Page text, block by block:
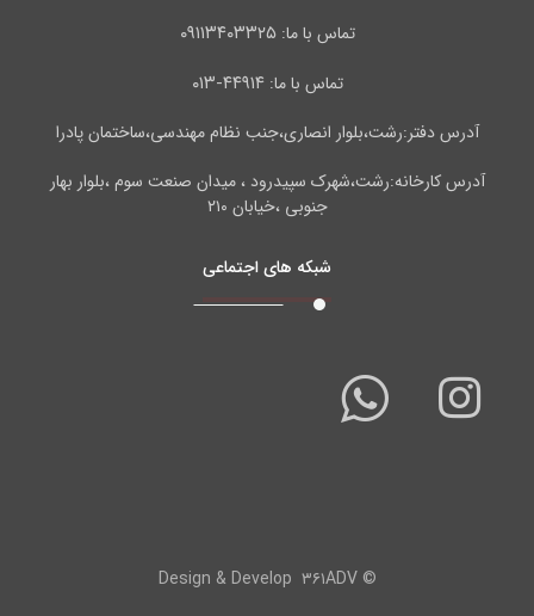
تماس با ما:۰۹۱۱۳۴۰۳۳۲۵
تماس با ما: ۴۴۹۱۴-۰۱۳
آدرس دفتر:رشت،بلوار انصاری،جنب نظام مهندسی،ساختمان پادرا
آدرس کارخانه:رشت،شهرک سپیدرود ، میدان صنعت سوم ،بلوار بهار
جنوبی ،خیابان ۲۱۰
شبکه های اجتماعی
© Design & Develop۳۶۱ADV